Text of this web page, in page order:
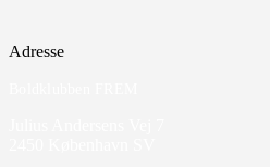
Adresse